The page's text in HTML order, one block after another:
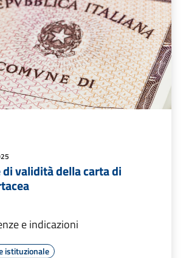
di validità della carta di
e indicazioni
istituzionale